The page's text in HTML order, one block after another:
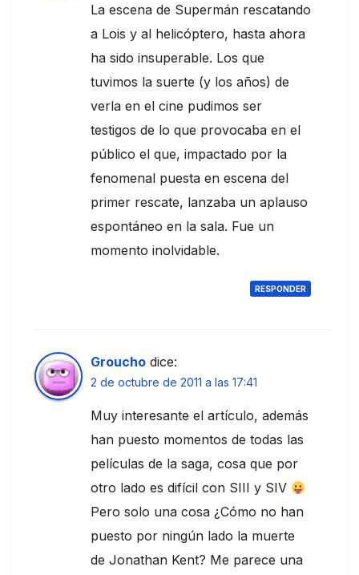
La escena de Supermán rescatando
a Lois y al helicóptero, hasta ahora
ha sido insuperable. Los que
tuvimos la suerte (y los años) de
verla en el cine pudimos ser
testigos de lo que provocaba en el
público el que, impactado por la
fenomenal puesta en escena del
primer rescate, lanzaba un aplauso
espontáneo en la sala. Fue un
momento inolvidable.
RESPONDER
Groucho dice:
2 de octubre de 2011 a las 17:41
Muy interesante el artículo, además
han puesto momentos de todas las
películas de la saga, cosa que por
otro lado es difícil con SIII y SIV
Pero solo una cosa ¿Cómo no han
puesto por ningún lado la muerte
de Jonathan Kent? Me parece una